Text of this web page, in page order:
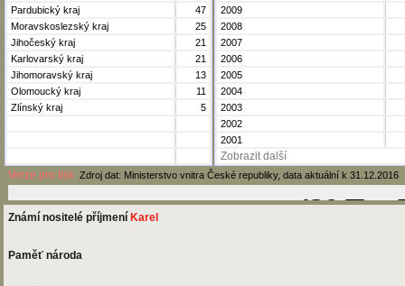
Pardubický kraj
47
Moravskoslezský kraj
25
Jihočeský kraj
21
Karlovarský kraj
21
Jihomoravský kraj
13
Olomoucký kraj
11
Zlínský kraj
5
2009
2008
2007
2006
2005
2004
2003
2002
2001
Zobrazit další
Verze pro tisk Zdroj dat: Ministerstvo vnitra České republiky, data aktuální k 31.12.2016
Známí nositelé příjmení Karel
Paměť národa